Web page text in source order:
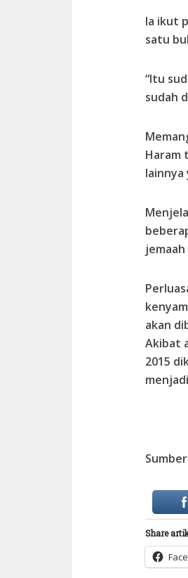
Ia ikut
satu
“Itu
sudah
Haram
akan
Akibat
2015
Share